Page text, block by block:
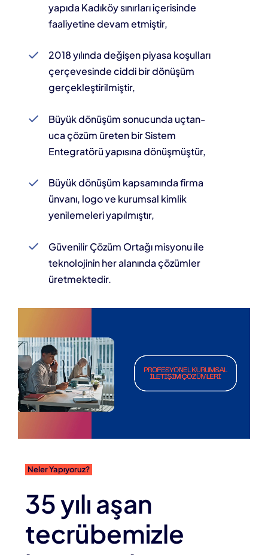
yapıda Kadıköy sınırları içerisinde
faaliyetine devam etmiştir,
2018 yılında değişen piyasa koşulları
çerçevesinde ciddi bir dönüşüm
gerçekleştirilmiştir,
Büyük dönüşüm sonucunda uçtan-
uca çözüm üreten bir Sistem
Entegratörü yapısına dönüşmüştür,
Büyük dönüşüm kapsamında firma
ünvanı, logo ve kurumsal kimlik
yenilemeleri yapılmıştır,
Güvenilir Çözüm Ortağı misyonu ile
teknolojinin her alanında çözümler
üretmektedir.
Neler Yapıyoruz?
35 yılı aşan
tecrübemizle